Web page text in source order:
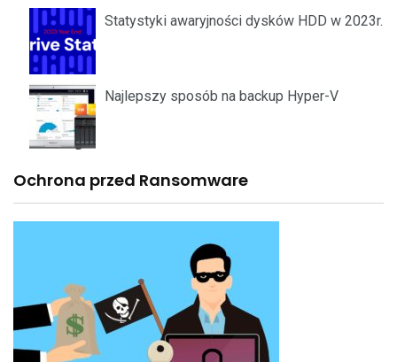
Statystyki awaryjności dysków HDD w 2023r.
Najlepszy sposób na backup Hyper-V
Ochrona przed Ransomware